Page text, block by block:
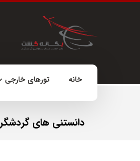
خانه تورهای خارجی
دانستنی های